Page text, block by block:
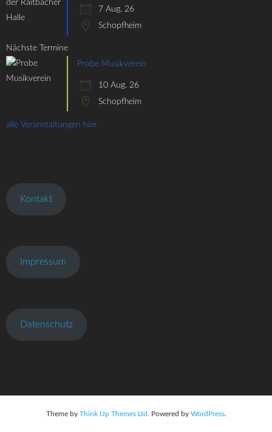
7 Aug. 26
Schopfheim
Nächste Termine
Probe Musikverein
10 Aug. 26
Schopfheim
alle Veranstaltungen hier
Kontakt
Impressum
Datenschutz
Theme by Think Up Themes Ltd . Powered by WordPress.